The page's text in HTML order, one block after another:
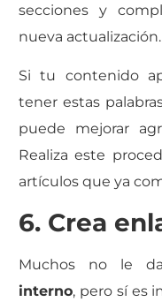
secciones y
nueva actualización.
Si tu contenido
tener estas
puede mejorar
Realiza este
artículos que ya
6. Crea
Muchos no le
interno, pero sí es